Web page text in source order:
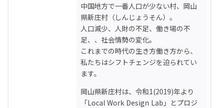
いきテレビと共同制作のバラエティ番
組の企画、出演も行なった。障がい者
福祉、高齢者福祉を問わず、あらゆる
人が幸せに、明日を楽しみに迎えられ
るような街を目指している。
https://youtu.be/rXCyV8e4ooo
maniwa.com/area/kyoryoku/article/
中国地方で一番人口が少ない村、岡山
県新庄村（しんじょうそん）。
人口減少、人財の不足、働き場の不
足、、社会情勢の変化。
これまでの時代の生き方働き方から、
私たちはシフトチェンジを迫られてい
ます。
岡山県新庄村は、令和1(2019)年より
「Local Work Design Lab」とプロジ